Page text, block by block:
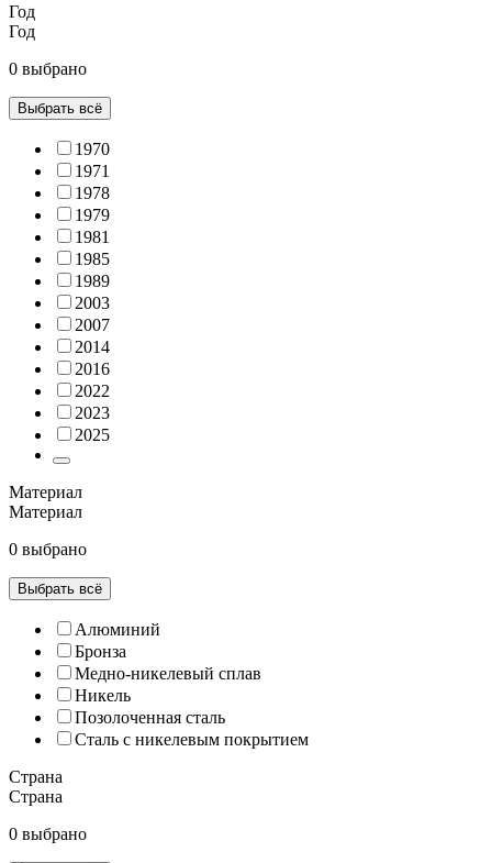
Год
Год
0 выбрано
Выбрать всё
1970
1971
1978
1979
1981
1985
1989
2003
2007
2014
2016
2022
2023
2025
Материал
Материал
0 выбрано
Выбрать всё
Алюминий
Бронза
Медно-никелевый сплав
Никель
Позолоченная сталь
Сталь с никелевым покрытием
Страна
Страна
0 выбрано